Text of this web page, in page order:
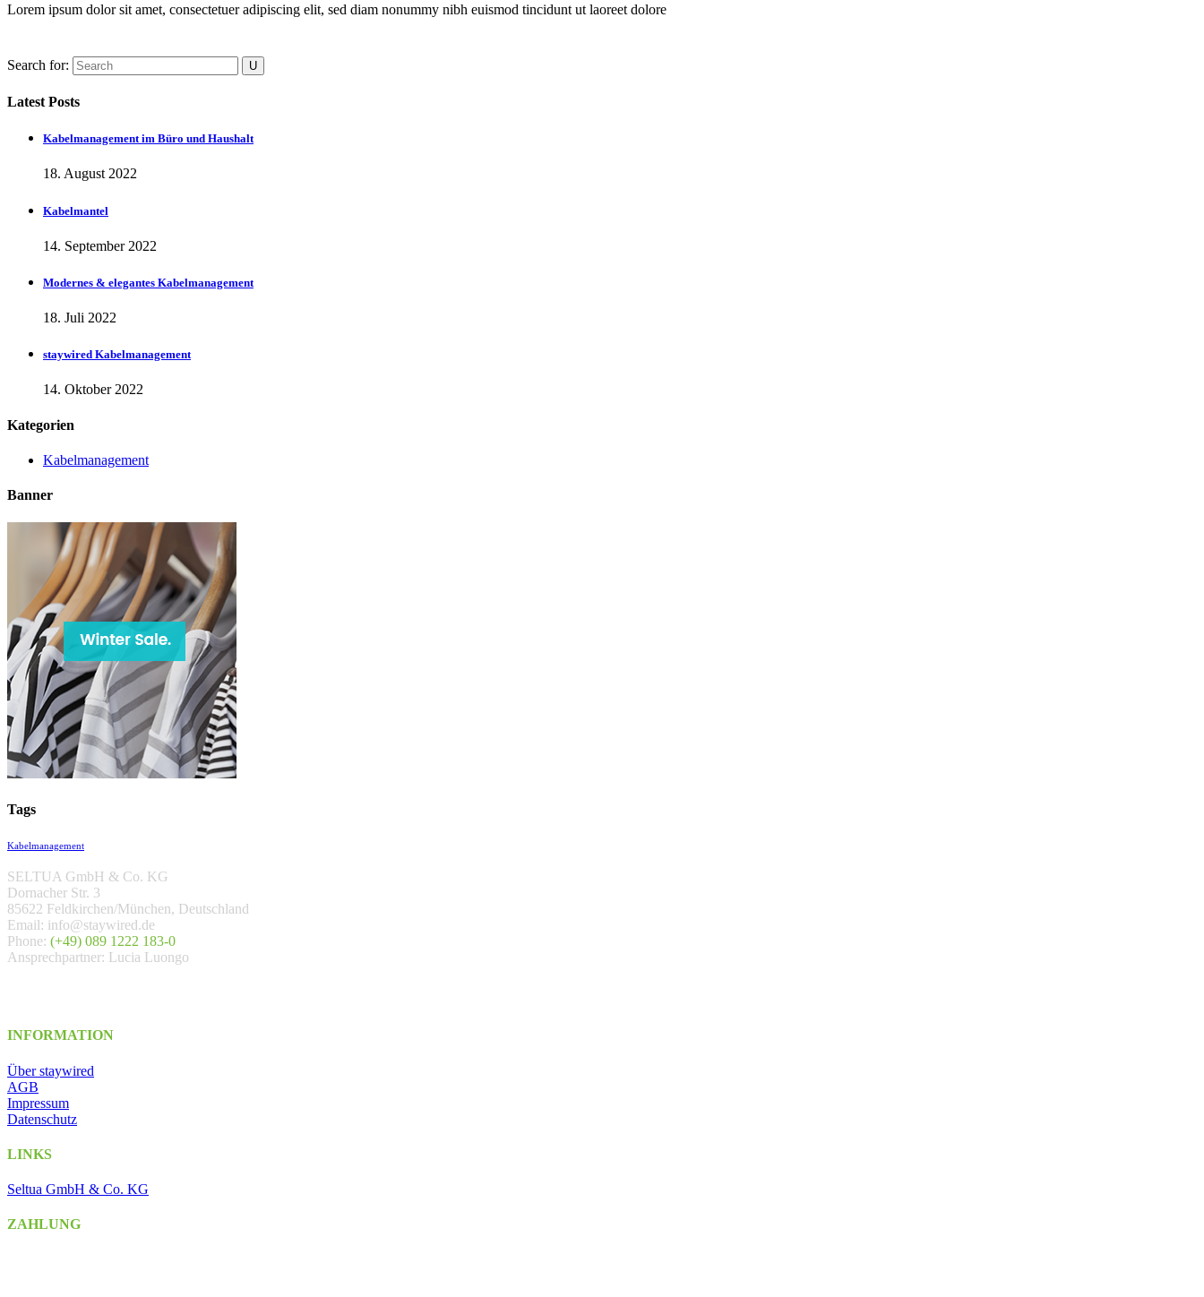
Lorem ipsum dolor sit amet, consectetuer adipiscing elit, sed diam nonummy nibh euismod tincidunt ut laoreet dolore
Search for:
Latest Posts
Kabelmanagement im Büro und Haushalt
18. August 2022
Kabelmantel
14. September 2022
Modernes & elegantes Kabelmanagement
18. Juli 2022
staywired Kabelmanagement
14. Oktober 2022
Kategorien
Kabelmanagement
Banner
Tags
Kabelmanagement
SELTUA GmbH & Co. KG
Dornacher Str. 3
85622 Feldkirchen/München, Deutschland
Email: info@staywired.de
Phone: (+49) 089 1222 183-0
Ansprechpartner: Lucia Luongo
INFORMATION
Über staywired
AGB
Impressum
Datenschutz
LINKS
Seltua GmbH & Co. KG
ZAHLUNG